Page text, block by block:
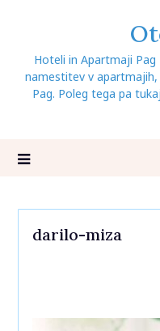
contentHoteli in Apartmaji
namestitev v
Pag. Poleg tega pa
darilo-miza